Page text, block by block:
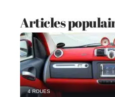
Articles
4 ROUES